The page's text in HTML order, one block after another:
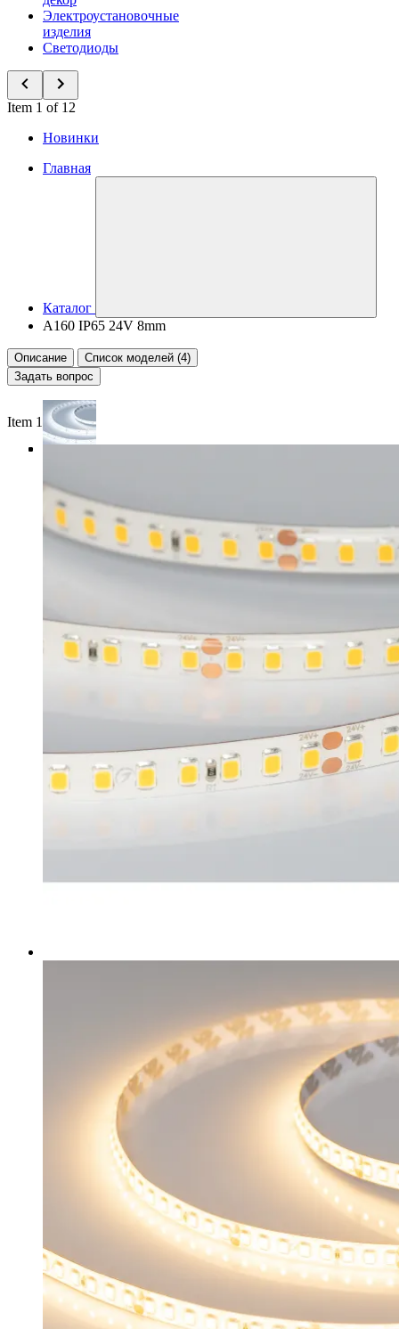
Электроустановочные
изделия
Светодиоды
Item 1 of 12
Новинки
Главная
Каталог
A160 IP65 24V 8mm
Описание
Список моделей (4)
Задать вопрос
Item 1 of 4